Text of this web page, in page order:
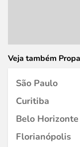
Veja também
São Paulo
Curitiba
Belo Horizonte
Florianópolis